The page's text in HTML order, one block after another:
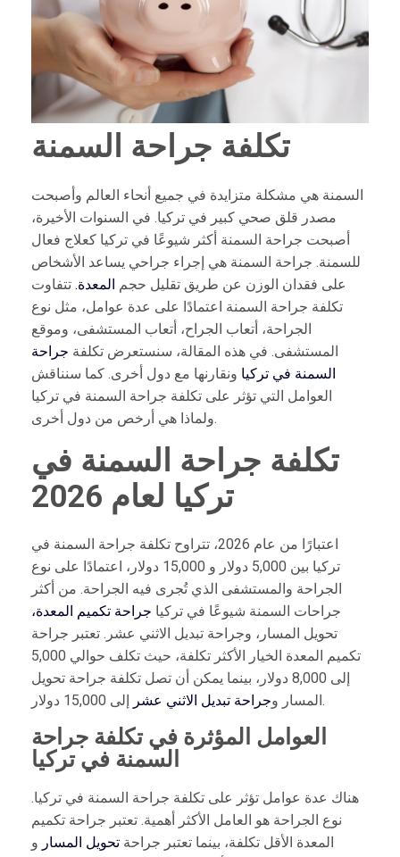
تكلفة جراحة السمنة
السمنة هي مشكلة متزايدة في جميع أنحاء العالم وأصبحت
مصدر قلق صحي كبير في تركيا. في السنوات الأخيرة،
أصبحت جراحة السمنة أكثر شيوعًا في تركيا كعلاج فعال
للسمنة. جراحة السمنة هي إجراء جراحي يساعد الأشخاص
على فقدان الوزن عن طريق تقليل حجم المعدة. تتفاوت
تكلفة جراحة السمنة اعتمادًا على عدة عوامل، مثل نوع
الجراحة، أتعاب الجراح، أتعاب المستشفى، وموقع
المستشفى. في هذه المقالة، سنستعرض تكلفة جراحة
السمنة في تركيا ونقارنها مع دول أخرى. كما سنناقش
العوامل التي تؤثر على تكلفة جراحة السمنة في تركيا
ولماذا هي أرخص من دول أخرى.
تكلفة جراحة السمنة في
تركيا لعام 2026
اعتبارًا من عام 2026، تتراوح تكلفة جراحة السمنة في
تركيا بين 5,000 دولار و 15,000 دولار، اعتمادًا على نوع
الجراحة والمستشفى الذي تُجرى فيه الجراحة. من أكثر
جراحات السمنة شيوعًا في تركيا جراحة تكميم المعدة،
تحويل المسار، وجراحة تبديل الاثني عشر. تعتبر جراحة
تكميم المعدة الخيار الأكثر تكلفة، حيث تكلف حوالي 5,000
إلى 8,000 دولار، بينما يمكن أن تصل تكلفة جراحة تحويل
المسار وجراحة تبديل الاثني عشر إلى 15,000 دولار.
العوامل المؤثرة في تكلفة جراحة
السمنة في تركيا
هناك عدة عوامل تؤثر على تكلفة جراحة السمنة في تركيا.
نوع الجراحة هو العامل الأكثر أهمية. تعتبر جراحة تكميم
المعدة الأقل تكلفة، بينما تعتبر جراحةتحويل المسار و